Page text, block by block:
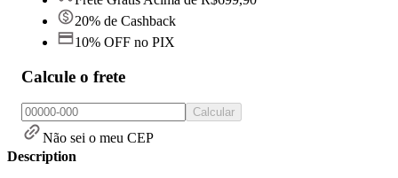
20% de Cashback
10% OFF no PIX
Calcule o frete
Calcular
Não sei o meu CEP
Description